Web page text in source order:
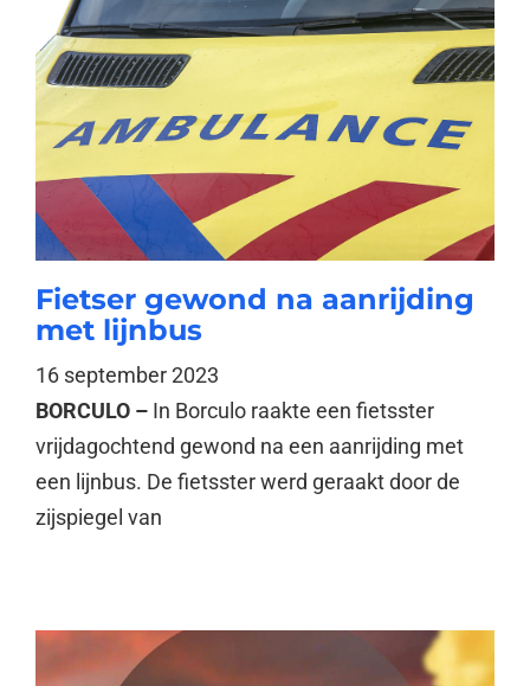
Fietser gewond na aanrijding
met lijnbus
16 september 2023
BORCULO – In Borculo raakte een fietsster
vrijdagochtend gewond na een aanrijding met
een lijnbus. De fietsster werd geraakt door de
zijspiegel van